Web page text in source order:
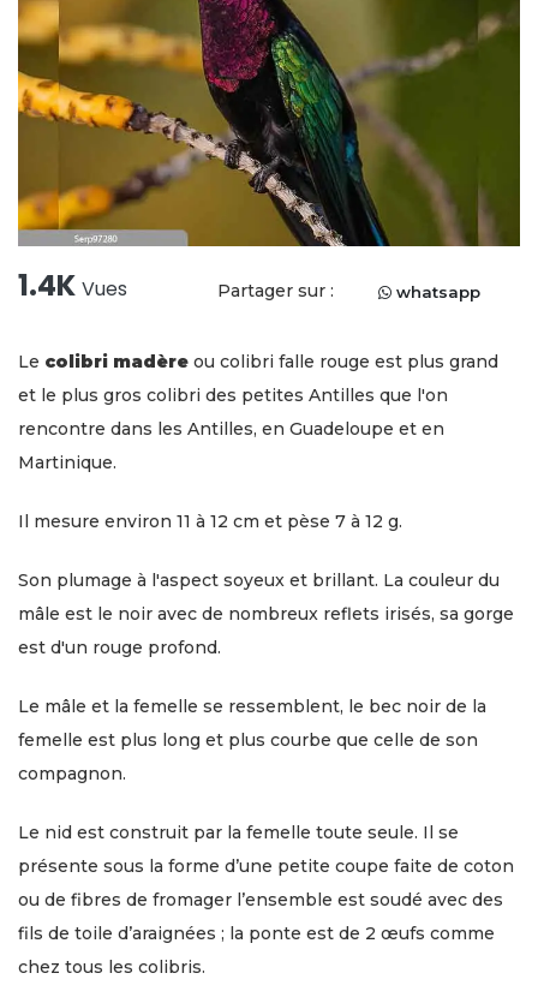
1.4K Vues Partager sur : whatsapp
Le colibri madère ou colibri falle rouge est plus grand
et le plus gros colibri des petites Antilles que l'on
rencontre dans les Antilles, en Guadeloupe et en
Martinique.
Il mesure environ 11 à 12 cm et pèse 7 à 12 g.
Son plumage à l'aspect soyeux et brillant. La couleur du
mâle est le noir avec de nombreux reflets irisés, sa gorge
est d'un rouge profond.
Le mâle et la femelle se ressemblent, le bec noir de la
femelle est plus long et plus courbe que celle de son
compagnon.
Le nid est construit par la femelle toute seule. Il se
présente sous la forme d’une petite coupe faite de coton
ou de fibres de fromager l’ensemble est soudé avec des
fils de toile d’araignées ; la ponte est de 2 œufs comme
chez tous les colibris.